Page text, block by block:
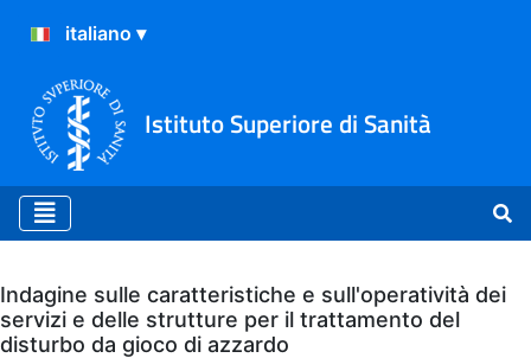
Istituto Superiore di Sanità
Archivio
Indagine sulle caratteristiche e sull'operatività dei
servizi e delle strutture per il trattamento del
disturbo da gioco di azzardo